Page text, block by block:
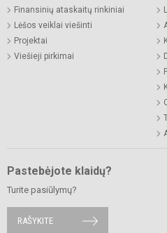
Finansinių ataskaitų rinkiniai
Lėšos veiklai viešinti
Projektai
Viešieji pirkimai
Pastebėjote klaidų?
Turite pasiūlymų?
RAŠYKITE